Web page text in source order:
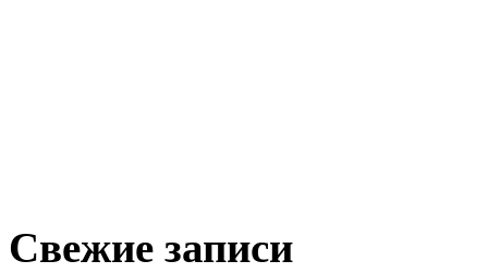
Свежие записи